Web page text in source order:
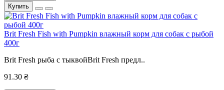
Купить
Brit Fresh Fish with Pumpkin влажный корм для собак с рыбой
400г
Brit Fresh рыба с тыквойBrit Fresh предл..
91.30 ₴